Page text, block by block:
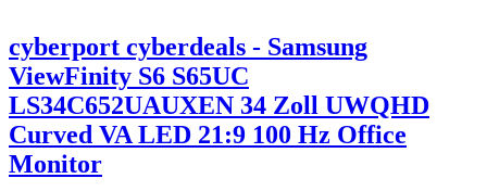
cyberport cyberdeals - Samsung
ViewFinity S6 S65UC
LS34C652UAUXEN 34 Zoll UWQHD
Curved VA LED 21:9 100 Hz Office
Monitor